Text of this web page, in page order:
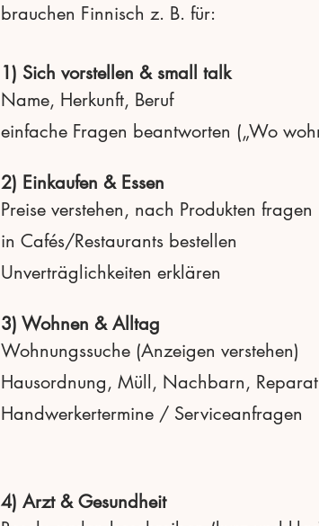
brauchen Finnisch z. B. für:
1) Sich vorstellen & small talk
Name, Herkunft, Beruf
einfache Fragen beantworten („Wo
2) Einkaufen & Essen
Preise verstehen, nach Produkten fragen
in Cafés/Restaurants bestellen
Unverträglichkeiten erklären
3) Wohnen & Alltag
Wohnungssuche (Anzeigen verstehen)
Hausordnung, Müll, Nachbarn,
Handwerkertermine / Serviceanfragen
4) Arzt & Gesundheit